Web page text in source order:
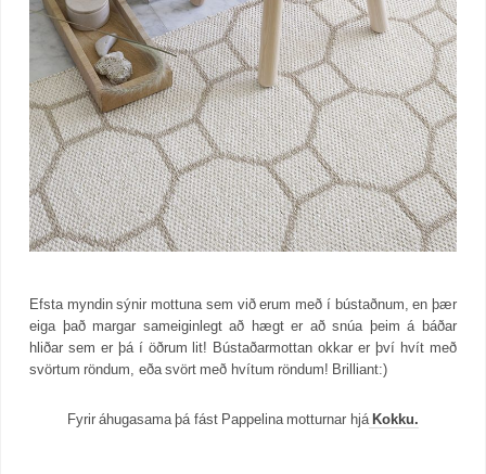
Efsta myndin sýnir mottuna sem við erum með í bústaðnum, en þær
eiga það margar sameiginlegt að hægt er að snúa þeim á báðar
hliðar sem er þá í öðrum lit! Bústaðarmottan okkar er því hvít með
svörtum röndum, eða svört með hvítum röndum! Brilliant:)
Fyrir áhugasama þá fást Pappelina motturnar hjáKokku.